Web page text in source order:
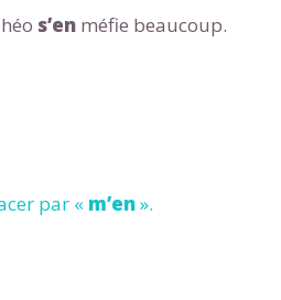
s’en méfie beaucoup.
par « m’en».